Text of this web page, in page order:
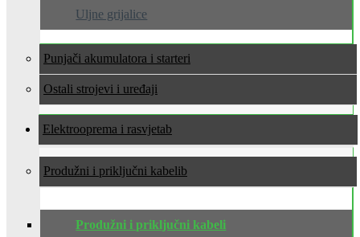
Uljne grijalice
Punjači akumulatora i starteri
Ostali strojevi i uređaji
Elektrooprema i rasvjeta
Produžni i priključni kabeli
Produžni i priključni kabeli